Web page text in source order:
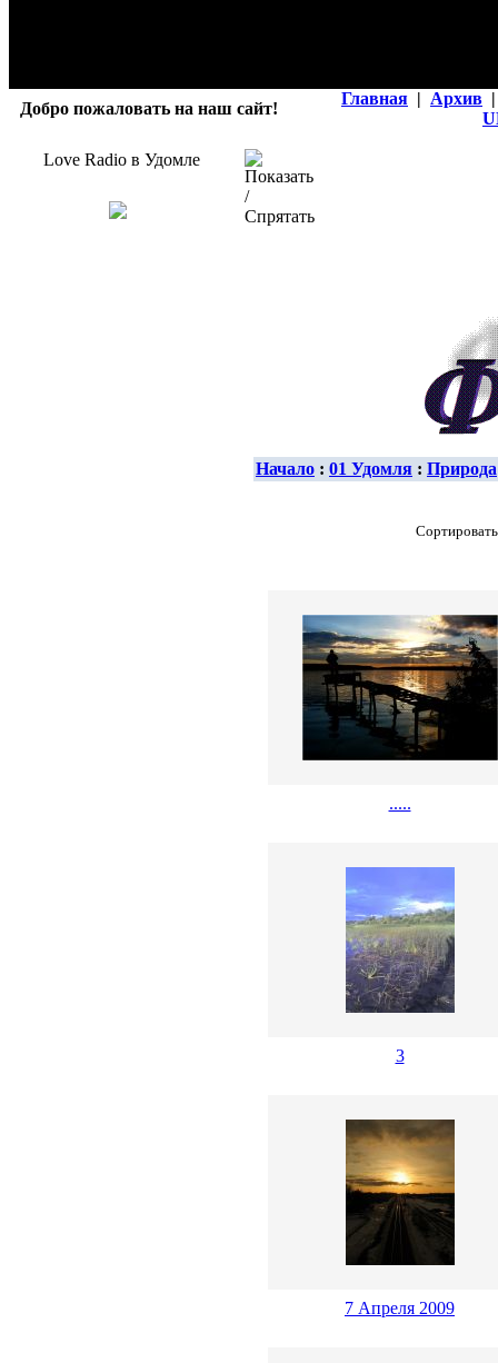
Добро пожаловать на наш сайт!
Главная | Архив |
Love Radio в Удомле
Начало : 01 Удомля : Природа
.....
3
7 Апреля 2009